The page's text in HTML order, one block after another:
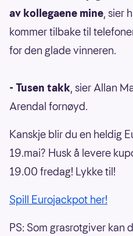
av kollegaene mine, sier
kommer tilbake til
for den glade vinneren.
- Tusen takk, sier Allan
Arendal fornøyd.
Kanskje blir du en heldig
19.mai? Husk å levere
19.00 fredag! Lykke til!
Spill Eurojackpot her!
PS: Som grasrotgiver kan